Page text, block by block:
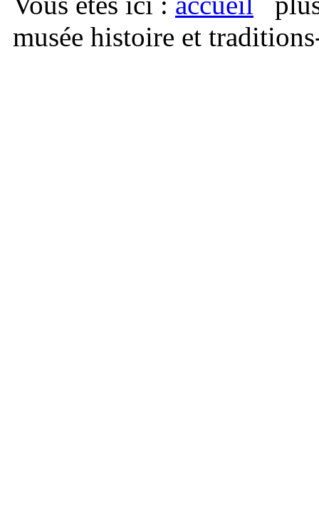
musée histoire et